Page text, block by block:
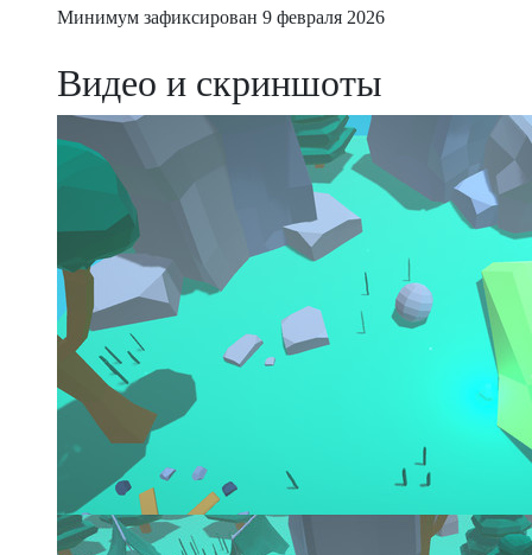
Минимум зафиксирован 9 февраля 2026
Видео и скриншоты